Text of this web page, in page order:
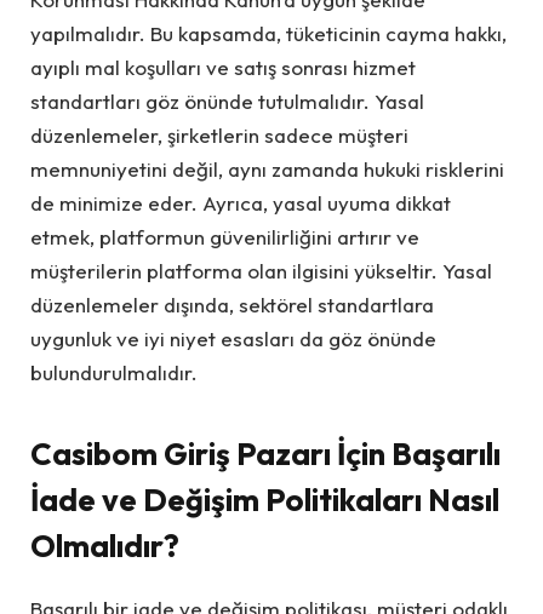
yapılmalıdır. Bu kapsamda, tüketicinin cayma hakkı,
ayıplı mal koşulları ve satış sonrası hizmet
standartları göz önünde tutulmalıdır. Yasal
düzenlemeler, şirketlerin sadece müşteri
memnuniyetini değil, aynı zamanda hukuki risklerini
de minimize eder. Ayrıca, yasal uyuma dikkat
etmek, platformun güvenilirliğini artırır ve
müşterilerin platforma olan ilgisini yükseltir. Yasal
düzenlemeler dışında, sektörel standartlara
uygunluk ve iyi niyet esasları da göz önünde
bulundurulmalıdır.
Casibom Giriş Pazarı İçin Başarılı
İade ve Değişim Politikaları Nasıl
Olmalıdır?